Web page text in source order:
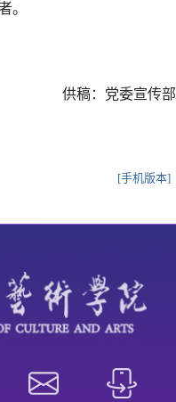
。
供稿：党委宣传
[手机版本]